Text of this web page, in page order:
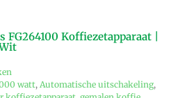
Koffiezetapparaat |
watt, Automatische uitschakeling,